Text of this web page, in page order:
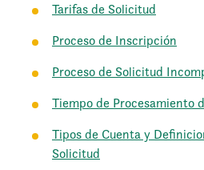
Tarifas de Solicitud
Proceso de Inscripción
Proceso de Solicitud
Tiempo de Procesamiento
Tipos de Cuenta y
Solicitud